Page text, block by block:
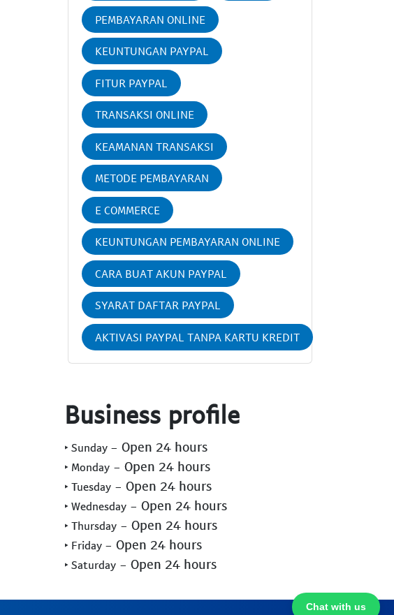
PEMBAYARAN ONLINE
KEUNTUNGAN PAYPAL
FITUR PAYPAL
TRANSAKSI ONLINE
KEAMANAN TRANSAKSI
METODE PEMBAYARAN
E COMMERCE
KEUNTUNGAN PEMBAYARAN ONLINE
CARA BUAT AKUN PAYPAL
SYARAT DAFTAR PAYPAL
AKTIVASI PAYPAL TANPA KARTU KREDIT
Chat with us
Business profile
‣ Sunday - Open 24 hours
‣ Monday - Open 24 hours
‣ Tuesday - Open 24 hours
‣ Wednesday - Open 24 hours
‣ Thursday - Open 24 hours
‣ Friday - Open 24 hours
‣ Saturday - Open 24 hours